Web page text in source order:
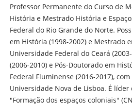
Professor Permanente do Curso de
História e Mestrado História e
Federal do Rio Grande do Norte.
em História (1998-2002) e Mestrado
Universidade Federal do Ceará
(2006-2010) e Pós-Doutorado em
Federal Fluminense (2016-2017),
Universidade Nova de Lisboa. É líder
"Formação dos espaços coloniais"